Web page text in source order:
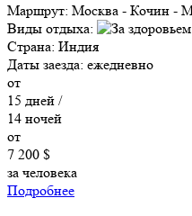
Маршрут: Москва - Кочин -
Виды отдыха:
Страна: Индия
Даты заезда: ежедневно
от
15 дней /
14 ночей
от
7 200 $
за человека
Подробнее